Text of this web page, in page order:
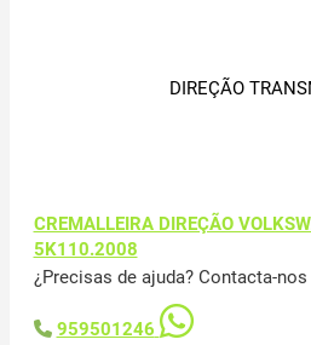
DIREÇÃO
CREMALLEIRA DIREÇÃO
5K110.2008
¿Precisas de ajuda? Contacta-
959501246